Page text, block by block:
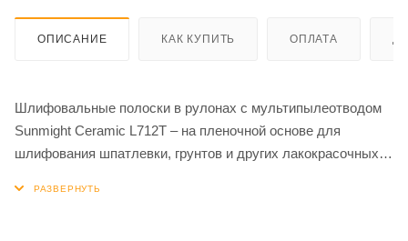
ОПИСАНИЕ КАК КУПИТЬ ОПЛАТА
Шлифовальные полоски в рулонах с мультипылеотводом
Sunmight Ceramic L712T – на пленочной основе для
шлифования шпатлевки, грунтов и других лакокрасочных